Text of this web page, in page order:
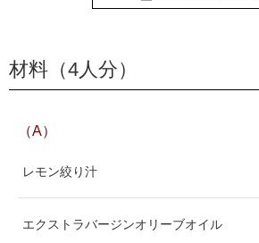
材料（4人分）
（A）
レモン絞り汁
エクストラバージンオリーブオイル